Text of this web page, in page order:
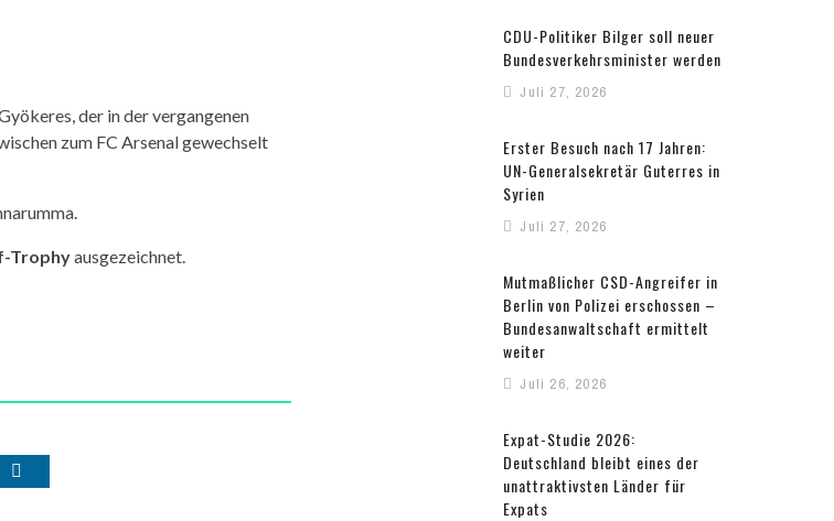
der in der vergangenen
zum FC Arsenal gewechselt
Trophyausgezeichnet.
CDU-Politiker Bilger soll neuer
Bundesverkehrsminister werden
Juli 27, 2026
Erster Besuch nach 17 Jahren:
UN-Generalsekretär Guterres in
Syrien
Juli 27, 2026
Mutmaßlicher CSD-Angreifer in
Berlin von Polizei erschossen –
Bundesanwaltschaft ermittelt
weiter
Juli 26, 2026
Expat-Studie 2026:
Deutschland bleibt eines der
unattraktivsten Länder für
Expats